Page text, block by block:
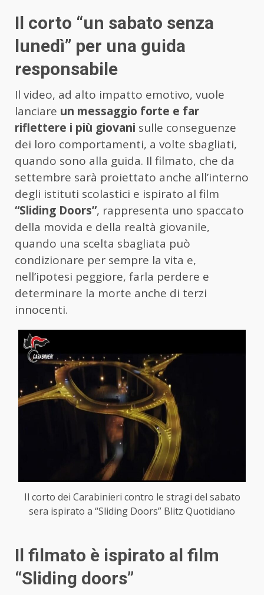
Il corto “un sabato senza
lunedì” per una guida
responsabile
Il video, ad alto impatto emotivo, vuole
lanciare un messaggio forte e far
riflettere i più giovani sulle conseguenze
dei loro comportamenti, a volte sbagliati,
quando sono alla guida. Il filmato, che da
settembre sarà proiettato anche all’interno
degli istituti scolastici e ispirato al film
“Sliding Doors”, rappresenta uno spaccato
della movida e della realtà giovanile,
quando una scelta sbagliata può
condizionare per sempre la vita e,
nell’ipotesi peggiore, farla perdere e
determinare la morte anche di terzi
innocenti.
Il corto dei Carabinieri contro le stragi del sabato
sera ispirato a “Sliding Doors” Blitz Quotidiano
Il filmato è ispirato al film
“Sliding doors”